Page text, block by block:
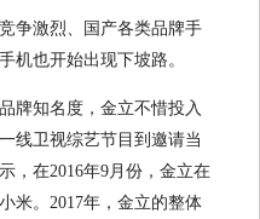
争激烈、国产各类品牌手
机也开始出现下坡路。
牌知名度，金立不惜投入
线卫视综艺节目到邀请当
，在2016年9月份，金立在
米。2017年，金立的整体